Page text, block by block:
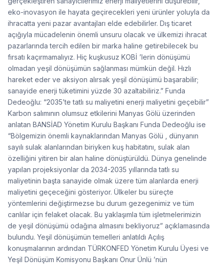
eko-inovasyon ile hayata geçirecekleri yeni ürünler yoluyla da
ihracatta yeni pazar avantajları elde edebilirler. Dış ticaret
açığıyla mücadelenin önemli unsuru olacak ve ülkemizi ihracat
pazarlarında tercih edilen bir marka haline getirebilecek bu
fırsatı kaçırmamalıyız. Hiç kuşkusuz KOBİ ’lerin dönüşümü
olmadan yeşil dönüşümün sağlanması mümkün değil. Hızlı
hareket eder ve aksiyon alırsak yeşil dönüşümü başarabilir;
sanayide enerji tüketimini yüzde 30 azaltabiliriz.” Funda
Dedeoğlu: “2035’te tatlı su maliyetini enerji maliyetini geçebilir”
Karbon salımının olumsuz etkilerini Manyas Gölü üzerinden
anlatan BANSİAD Yönetim Kurulu Başkanı Funda Dedeoğlu ise
“Bölgemizin önemli kaynaklarından Manyas Gölü , dünyanın
sayılı sulak alanlarından biriyken kuş habitatını, sulak alan
özelliğini yitiren bir alan haline dönüştürüldü. Dünya genelinde
yapılan projeksiyonlar da 2034-2035 yıllarında tatlı su
maliyetinin başta sanayide olmak üzere tüm alanlarda enerji
maliyetini geçeceğini gösteriyor. Ülkeler bu süreçte
yöntemlerini değiştirmezse bu durum gezegenimiz ve tüm
canlılar için felaket olacak. Bu yaklaşımla tüm işletmelerimizin
de yeşil dönüşümü odağına almasını bekliyoruz” açıklamasında
bulundu. Yeşil dönüşümün temelleri anlatıldı Açılış
konuşmalarının ardından TÜRKONFED Yönetim Kurulu Üyesi ve
Yeşil Dönüşüm Komisyonu Başkanı Onur Ünlü ’nün